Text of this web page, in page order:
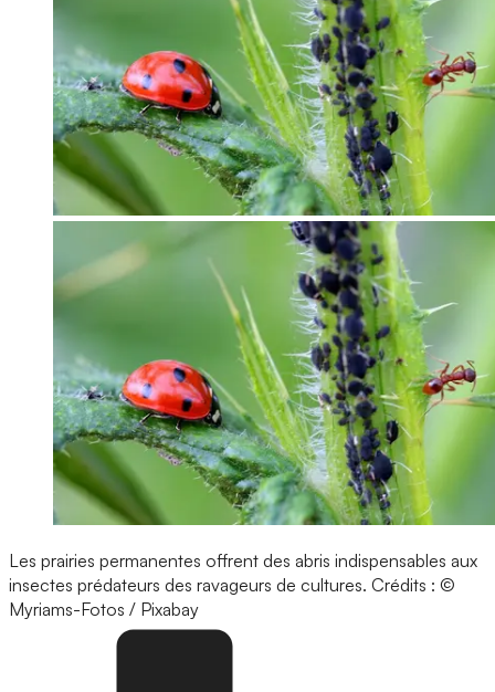
Les prairies permanentes offrent des abris indispensables aux
insectes prédateurs des ravageurs de cultures. Crédits : ©
Myriams-Fotos / Pixabay